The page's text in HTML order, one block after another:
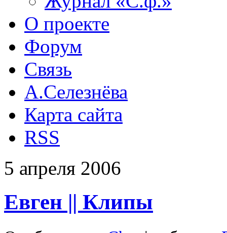
О проекте
Форум
Связь
А.Селезнёва
Карта сайта
RSS
5 апреля 2006
Евген || Клипы